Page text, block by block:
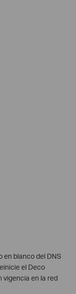
en blanco del DNS
el Deco
vigencia en la red